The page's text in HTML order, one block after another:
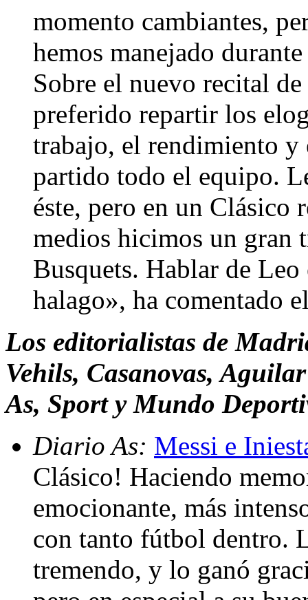
momento cambiantes,
hemos manejado
Sobre el nuevo recital
preferido repartir los
trabajo, el rendimiento
partido todo el equipo.
éste, pero en un Clásico
medios hicimos un gran
Busquets. Hablar de Leo
halago», ha comentado
Los editorialistas de
Vehils, Casanovas,
As, Sport y Mundo
Diario As: Messi e
Clásico! Haciendo
emocionante, más
con tanto fútbol dentro.
tremendo, y lo ganó